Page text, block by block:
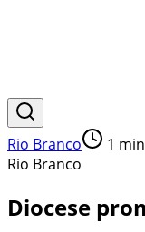
Rio Branco 1
Rio Branco
Diocese